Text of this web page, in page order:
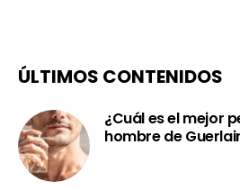
ÚLTIMOS CONTENIDOS
¿Cuál es el mejor
hombre de